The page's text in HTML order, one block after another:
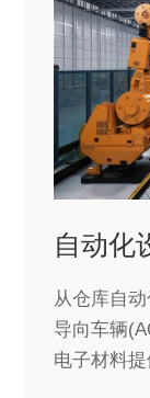
自动化
从仓库自
导向车辆
电子材料